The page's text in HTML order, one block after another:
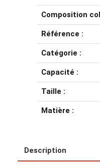
Composition
Référence :
Catégorie :
Capacité :
Taille :
Matière :
Description